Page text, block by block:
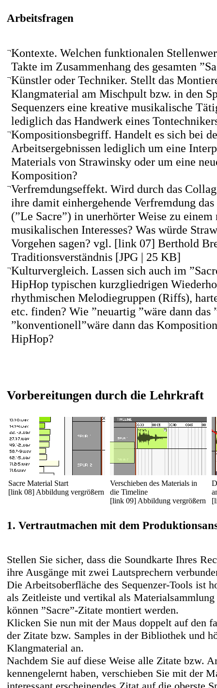
Arbeitsfragen
¬Kontexte. Welchen funktionalen
Takte im Zusammenhang des gesamten
¬Künstler oder Techniker. Stellt das
Klangmaterial am Mischpult bzw. in den
Sequenzers eine kreative musikalische
lediglich das Handwerk eines
¬Kompositionsbegriff. Handelt es sich bei
Arbeitsergebnissen lediglich um eine
Materials von Strawinsky oder um eine
Komposition?
¬Verfremdungseffekt. Wird durch das
ihre damit einhergehende Verfremdung
(”Le Sacre”) in unerhörter Weise zu einem
musikalischen Interesses? Was würde
Vorgehen sagen? vgl. [link 07] Berthold
Traditionsverständnis [JPG | 25 KB]
¬Kulturvergleich. Lassen sich auch im
HipHop typischen kurzgliedrigen
rhythmischen Melodiegruppen (Riffs),
etc. finden? Wie ”neuartig ”wäre dann das
”konventionell”wäre dann das
HipHop?
Vorbereitungen durch die Lehrkraft
Sacre Material Start
[link 08] Abbildung vergrößern
Verschieben des Materials in
die Timeline
[link 09] Abbildung vergrößern
1. Vertrautmachen mit dem
Stellen Sie sicher, dass die Soundkarte Ihres
ihre Ausgänge mit zwei Lautsprechern
Die Arbeitsoberfläche des Sequenzer-Tools ist
als Zeitleiste und vertikal als
können ”Sacre”-Zitate montiert werden.
Klicken Sie nun mit der Maus doppelt auf den
der Zitate bzw. Samples in der Bibliothek und
Klangmaterial an.
Nachdem Sie auf diese Weise alle Zitate bzw.
kennengelernt haben, verschieben Sie mit der